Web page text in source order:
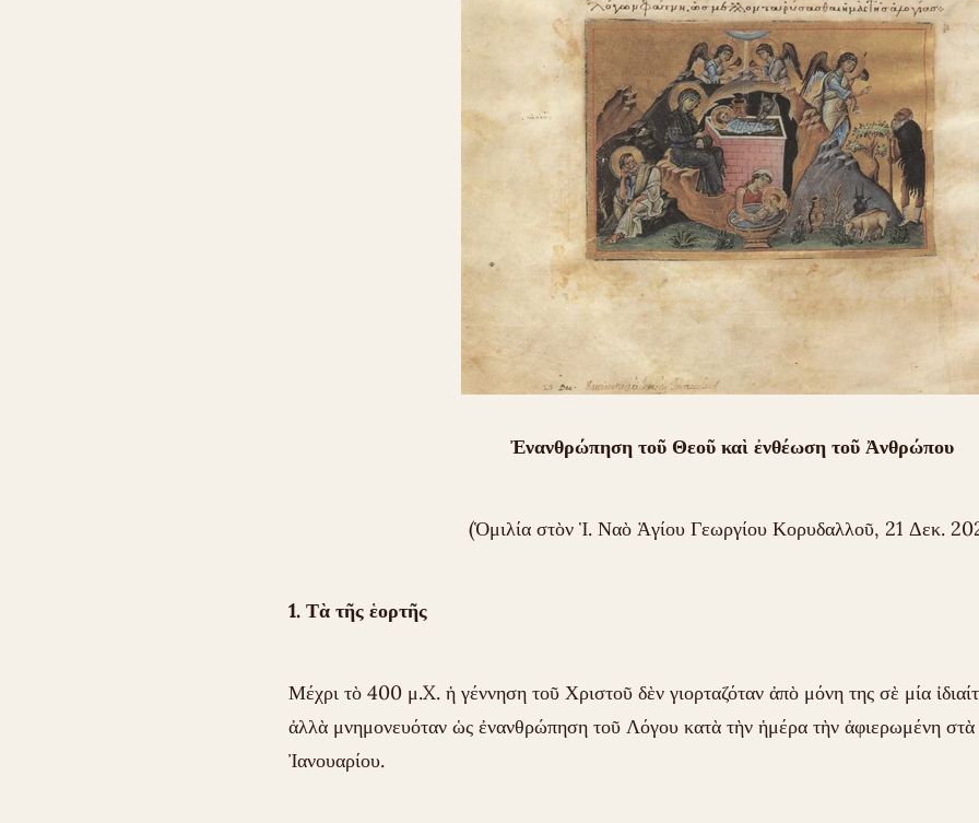
Ἐνανθρώπηση τοῦ Θεοῦ καὶ ἐνθέωση τοῦ Ἀνθρώπου
(Ὁμιλία στὸν Ἱ. Ναὸ Ἁγίου Γεωργίου Κορυδαλλοῦ, 21 Δεκ.
1. Τὰ τῆς ἑορτῆς
Μέχρι τὸ 400 μ.X. ἡ γέννηση τοῦ Χριστοῦ δὲν γιορταζόταν ἀπὸ μόνη της σὲ μία
ἀλλὰ μνημονευόταν ὡς ἐνανθρώπηση τοῦ Λόγου κατὰ τὴν ἡμέρα τὴν ἀφιερωμένη στὰ
Ἰανουαρίου.